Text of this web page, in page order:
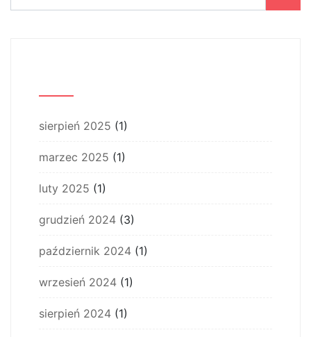
sierpień 2025 (1)
marzec 2025 (1)
luty 2025 (1)
grudzień 2024 (3)
październik 2024 (1)
wrzesień 2024 (1)
sierpień 2024 (1)